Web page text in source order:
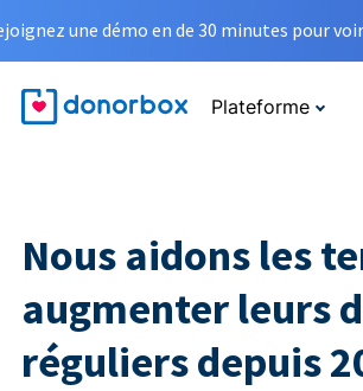
une démo en de 30 minutes pour
Plateforme
Nous aidons les
augmenter leurs
réguliers depuis